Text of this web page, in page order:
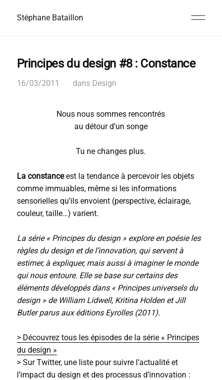
Stéphane Bataillon
Principes du design #8 : Constance
16/03/2011 dans Design
Nous nous sommes rencontrés
au détour d’un songe
Tu ne changes plus.
La constanceest la tendance à percevoir les objets
comme immuables, même si les informations
sensorielles qu’ils envoient (perspective, éclairage,
couleur, taille…) varient.
La série « Principes du design » explore en poésie les
règles du design et de l’innovation, qui servent à
estimer, à expliquer, mais aussi à imaginer le monde
qui nous entoure. Elle se base sur certains des
éléments développés dans « Principes universels du
design » de William Lidwell, Kritina Holden et Jill
Butler parus aux éditions Eyrolles (2011).
> Découvrez tous les épisodes de la série « Principes
du design »
> Sur Twitter, une liste pour suivre l’actualité et
l’impact du design et des processus d’innovation :